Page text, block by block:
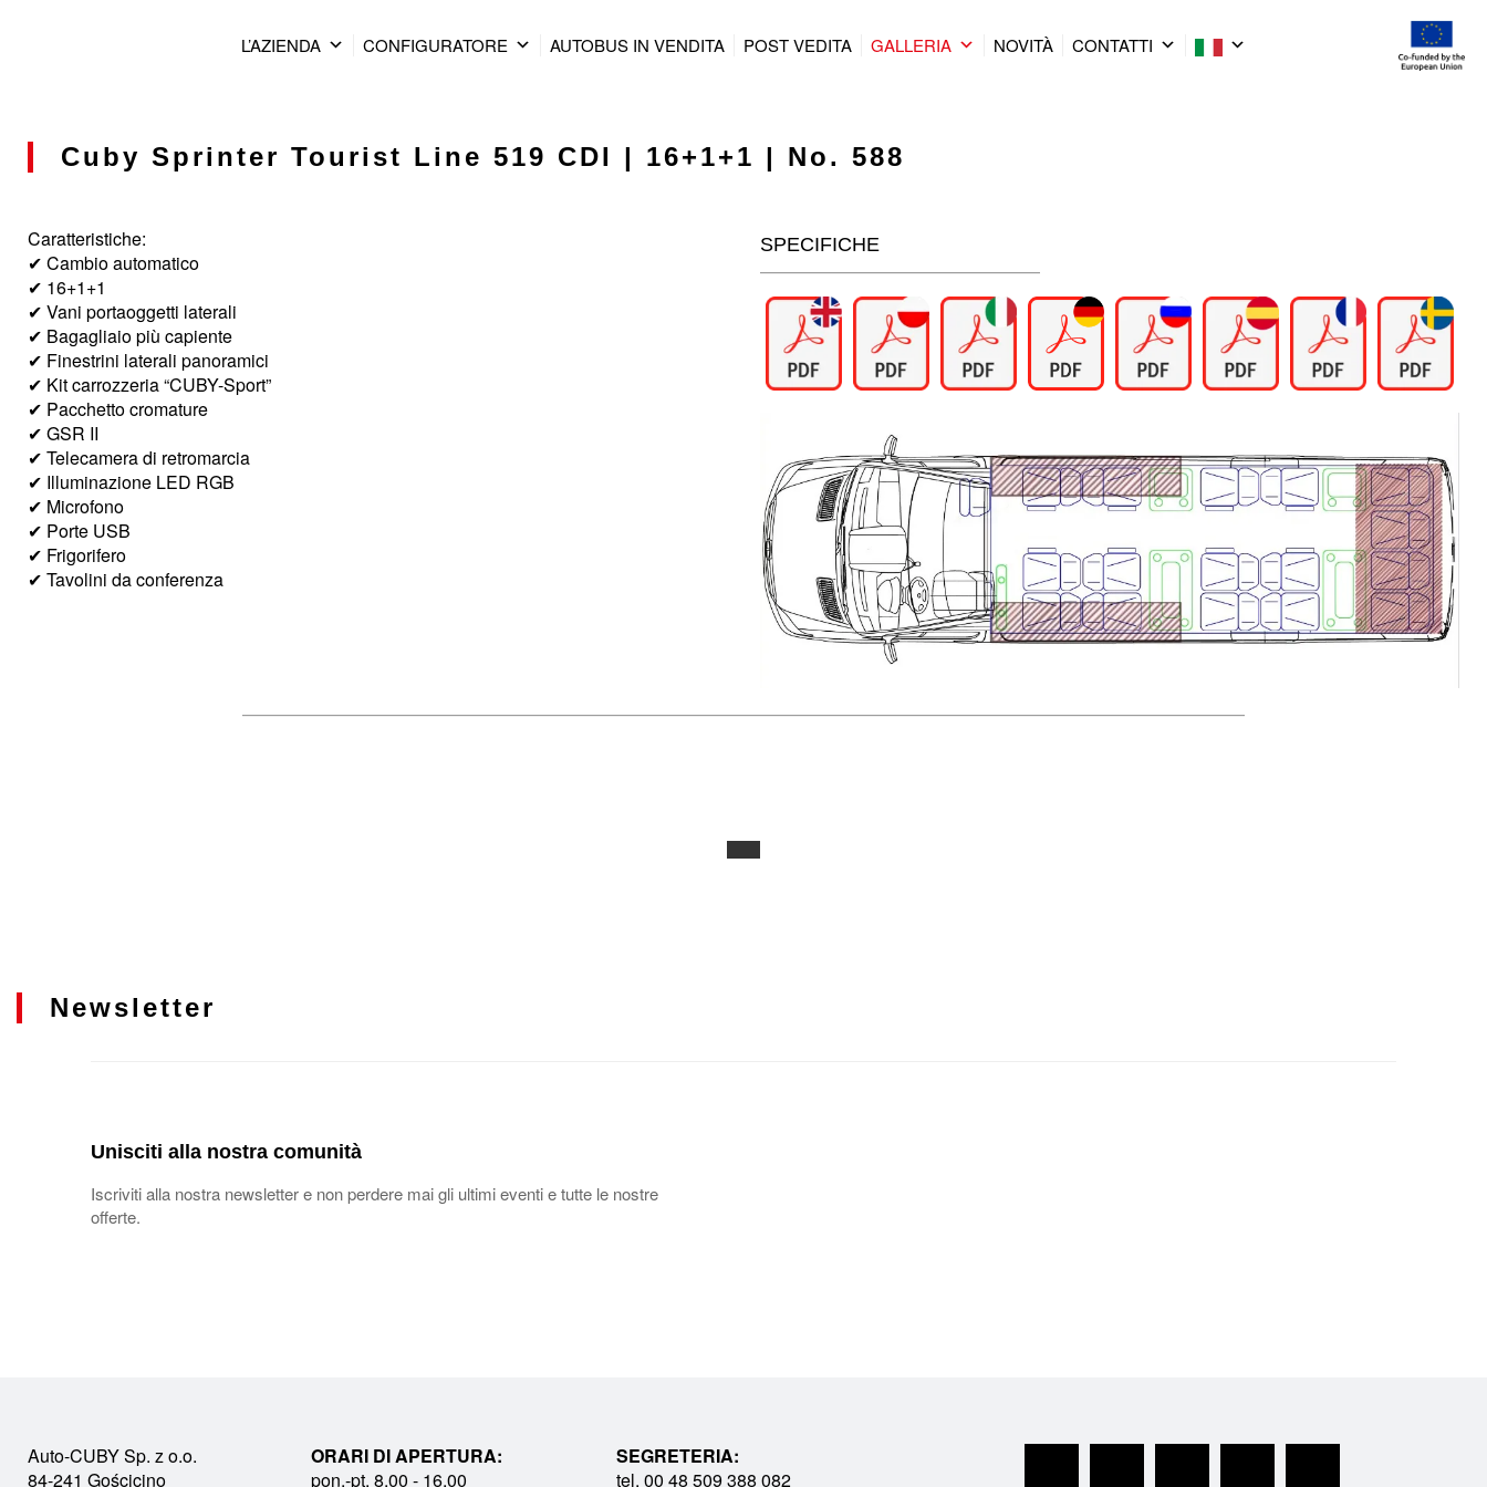
L’AZIENDA CONFIGURATORE AUTOBUS IN VENDITA POST VEDITA GALLERIA NOVITÀ CONTATTI
Cuby Sprinter Tourist Line 519 CDI | 16+1+1 | No. 588
Caratteristiche:
✔ Cambio automatico
✔ 16+1+1
✔ Vani portaoggetti laterali
✔ Bagagliaio più capiente
✔ Finestrini laterali panoramici
✔ Kit carrozzeria “CUBY-Sport”
✔ Pacchetto cromature
✔ GSR II
✔ Telecamera di retromarcia
✔ Illuminazione LED RGB
✔ Microfono
✔ Porte USB
✔ Frigorifero
✔ Tavolini da conferenza
SPECIFICHE
Newsletter
Unisciti alla nostra comunità
Iscriviti alla nostra newsletter e non perdere mai gli ultimi eventi e tutte le nostre
offerte.
Auto-CUBY Sp. z o.o.
84-241 Gościcino
ORARI DI APERTURA:
pon.-pt. 8.00 - 16.00
SEGRETERIA:
tel. 00 48 509 388 082